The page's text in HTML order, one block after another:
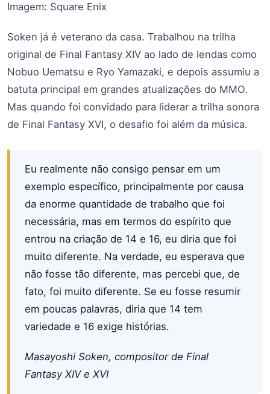
Imagem: Square Enix
Soken já é veterano da casa. Trabalhou na trilha
original de Final Fantasy XIV ao lado de lendas como
Nobuo Uematsu e Ryo Yamazaki, e depois assumiu a
batuta principal em grandes atualizações do MMO.
Mas quando foi convidado para liderar a trilha sonora
de Final Fantasy XVI, o desafio foi além da música.
Eu realmente não consigo pensar em um
exemplo específico, principalmente por causa
da enorme quantidade de trabalho que foi
necessária, mas em termos do espírito que
entrou na criação de 14 e 16, eu diria que foi
muito diferente. Na verdade, eu esperava que
não fosse tão diferente, mas percebi que, de
fato, foi muito diferente. Se eu fosse resumir
em poucas palavras, diria que 14 tem
variedade e 16 exige histórias.
Masayoshi Soken, compositor de Final
Fantasy XIV e XVI